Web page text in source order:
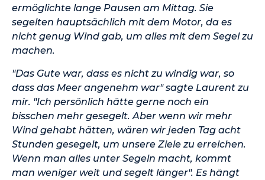
ermöglichte lange Pausen am Mittag. Sie
segelten hauptsächlich mit dem Motor, da es
nicht genug Wind gab, um alles mit dem Segel zu
machen.
"Das Gute war, dass es nicht zu windig war, so
dass das Meer angenehm war" sagte Laurent zu
mir. "Ich persönlich hätte gerne noch ein
bisschen mehr gesegelt. Aber wenn wir mehr
Wind gehabt hätten, wären wir jeden Tag acht
Stunden gesegelt, um unsere Ziele zu erreichen.
Wenn man alles unter Segeln macht, kommt
man weniger weit und segelt länger". Es hängt